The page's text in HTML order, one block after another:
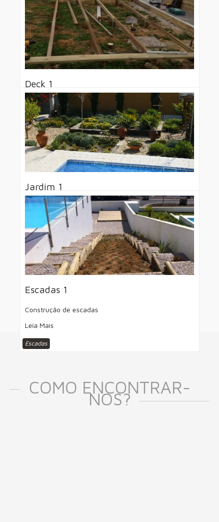
Leia Mais
Relva Sintética
Deck 1
Implementação de Deck
Leia Mais
Jardins
Jardim 1
Construção de Jardim
Leia Mais
Jardins
Escadas 1
Construção de escadas
Leia Mais
Escadas
COMO ENCONTRAR-
NOS?